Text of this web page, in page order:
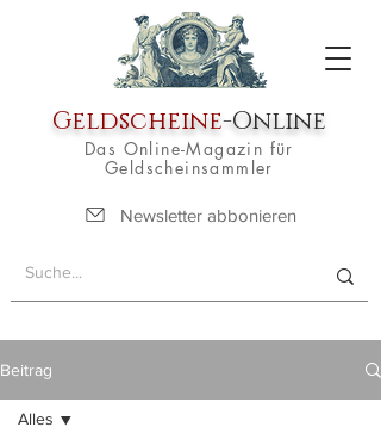
Geldscheine-Online
Das Online-Magazin für
Geldscheinsammler
Newsletter abbonieren
Beitrag
Alles